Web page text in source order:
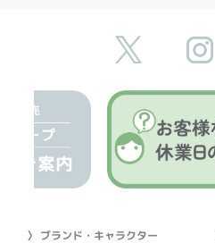
〉 ブランド・キャラクター